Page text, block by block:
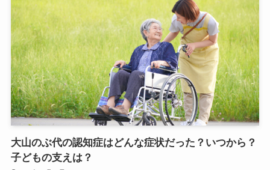
大山のぶ代の認知症はどんな症状だった？いつから？
子どもの支えは？